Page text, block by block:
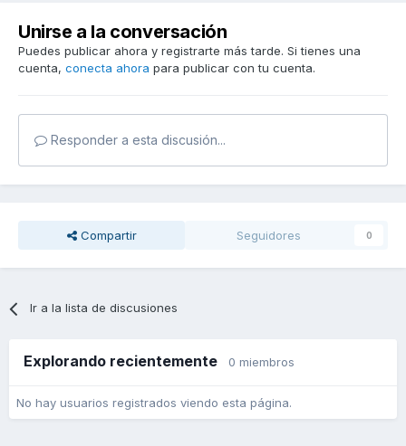
Unirse a la conversación
Puedes publicar ahora y registrarte más tarde. Si tienes una
cuenta, conecta ahora para publicar con tu cuenta.
Responder a esta discusión...
Compartir Seguidores 0
Ir a la lista de discusiones
Explorando recientemente 0 miembros
No hay usuarios registrados viendo esta página.